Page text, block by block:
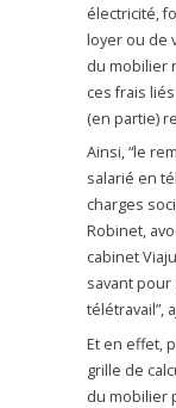
électricité,
loyer ou de
du mobilier
ces frais
(en partie)
Ainsi, “le
salarié en
charges
Robinet,
cabinet
savant
télétravail”,
Et en effet,
grille de
du mobilier